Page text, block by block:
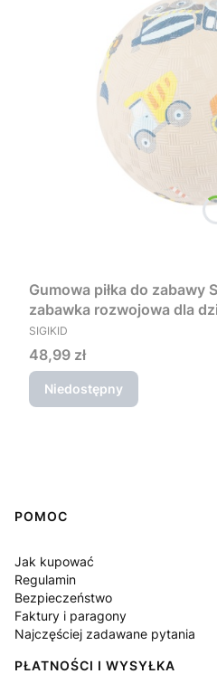
Gumowa piłka do zabawy
zabawka rozwojowa dla
PRODUCENT
SIGIKID
Cena
48,99 zł
Niedostępny
Linki w stopce
POMOC
Jak kupować
Regulamin
Bezpieczeństwo
Faktury i paragony
Najczęściej zadawane pytania
PŁATNOŚCI I WYSYŁKA